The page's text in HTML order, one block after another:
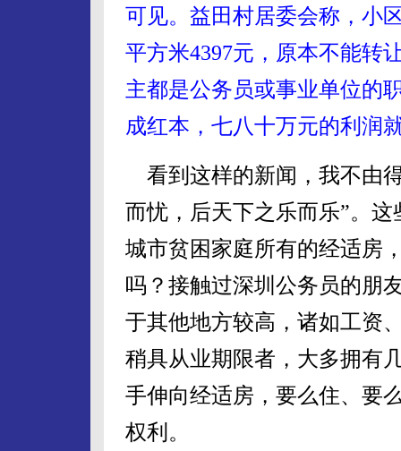
可见。益田村居委会称，小
平方米4397元，原本不能转
主都是公务员或事业单位的
成红本，七八十万元的利润
看到这样的新闻，我不由
而忧，后天下之乐而乐”。
城市贫困家庭所有的经适房
吗？接触过深圳公务员的朋
于其他地方较高，诸如工资
稍具从业期限者，大多拥有
手伸向经适房，要么住、要
权利。